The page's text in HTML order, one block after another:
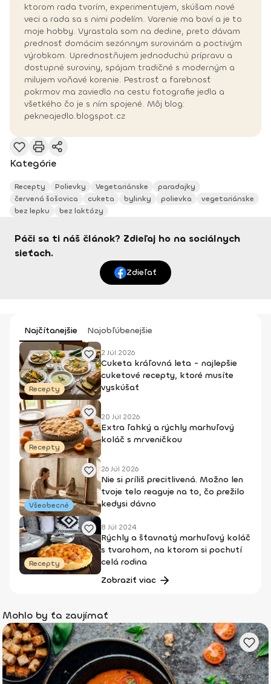
ktorom rada tvorím, experimentujem, skúšam nové
veci a rada sa s nimi podelím. Varenie ma baví a je to
moje hobby. Vyrastala som na dedine, preto dávam
prednosť domácim sezónnym surovinám a poctivým
výrobkom. Uprednostňujem jednoduchú prípravu a
dostupné suroviny, spájam tradičné s moderným a
milujem voňavé korenie. Pestrosť a farebnosť
pokrmov ma zaviedlo na cestu fotografie jedla a
všetkého čo je s ním spojené. Môj blog:
pekneajedlo.blogspot.cz
Kategórie
Recepty Polievky Vegetariánske
paradajky
červená šošovica
cuketa bylinky polievka
vegetariánske
bez lepku
bez laktózy
Páči sa ti náš článok? Zdieľaj ho na sociálnych
sieťach.
Zdieľať
Najčítanejšie Najobľúbenejšie
Recepty
2 Júl 2026
Cuketa kráľovná leta - najlepšie
cuketové recepty, ktoré musíte
vyskúšať
Recepty
20 Júl 2026
Extra ľahký a rýchly marhuľový
koláč s mrveničkou
Všeobecné
26 Júl 2026
Nie si príliš precitlivená. Možno len
tvoje telo reaguje na to, čo prežilo
kedysi dávno
Recepty
8 Júl 2024
Rýchly a šťavnatý marhuľový koláč
s tvarohom, na ktorom si pochutí
celá rodina
Zobraziť viac
Mohlo by ťa zaujímať